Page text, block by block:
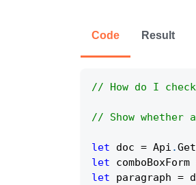
Code Result
// How do I
// Show whether
let doc = Api .
let comboBoxForm
let paragraph =